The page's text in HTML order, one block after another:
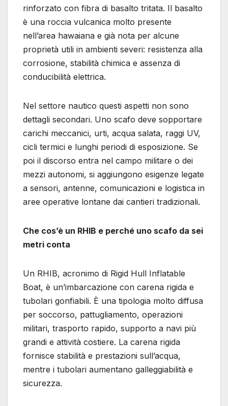
rinforzato con fibra di basalto tritata. Il basalto
è una roccia vulcanica molto presente
nell’area hawaiana e già nota per alcune
proprietà utili in ambienti severi: resistenza alla
corrosione, stabilità chimica e assenza di
conducibilità elettrica.
Nel settore nautico questi aspetti non sono
dettagli secondari. Uno scafo deve sopportare
carichi meccanici, urti, acqua salata, raggi UV,
cicli termici e lunghi periodi di esposizione. Se
poi il discorso entra nel campo militare o dei
mezzi autonomi, si aggiungono esigenze legate
a sensori, antenne, comunicazioni e logistica in
aree operative lontane dai cantieri tradizionali.
Che cos’è un RHIB e perché uno scafo da sei
metri conta
Un RHIB, acronimo di Rigid Hull Inflatable
Boat, è un’imbarcazione con carena rigida e
tubolari gonfiabili. È una tipologia molto diffusa
per soccorso, pattugliamento, operazioni
militari, trasporto rapido, supporto a navi più
grandi e attività costiere. La carena rigida
fornisce stabilità e prestazioni sull’acqua,
mentre i tubolari aumentano galleggiabilità e
sicurezza.